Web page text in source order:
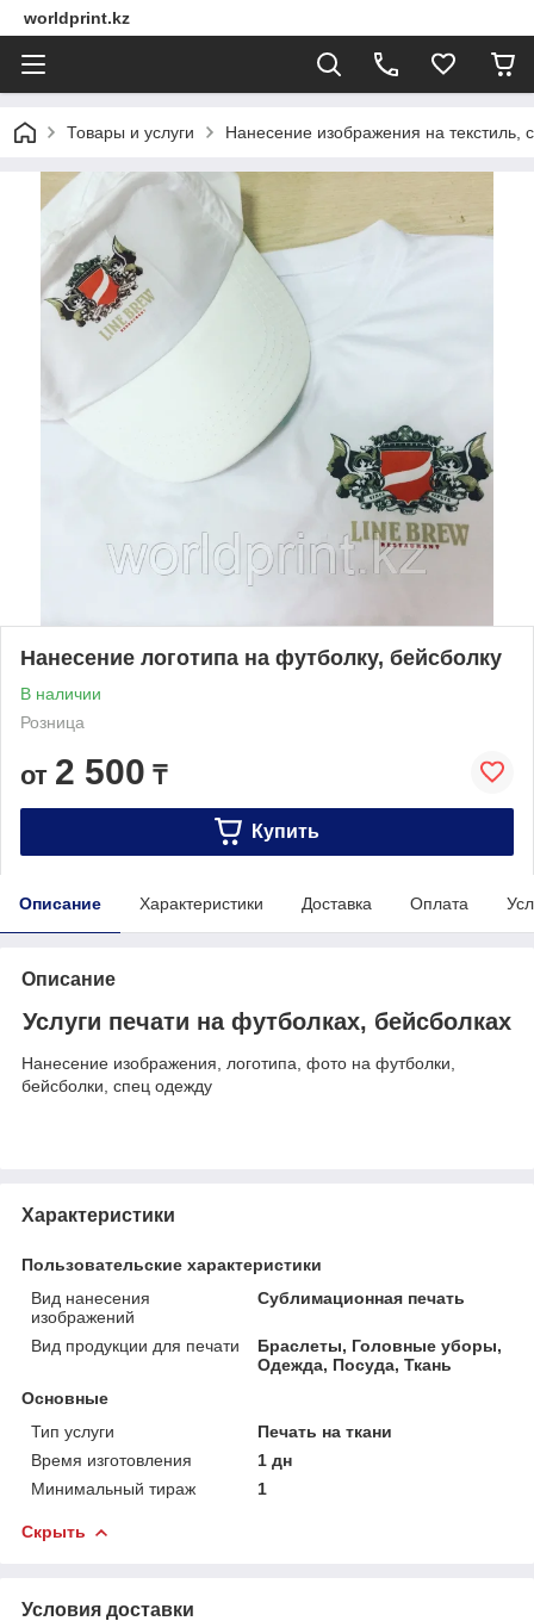
worldprint.kz
Товары и услуги Нанесение изображения на текстиль,
Нанесение логотипа на футболку, бейсболку
В наличии
Розница
от 2 500 ₸
Купить
Описание Характеристики Доставка Оплата
Описание
Услуги печати на футболках, бейсболках
Нанесение изображения, логотипа, фото на футболки,
бейсболки, спец одежду
Характеристики
Пользовательские характеристики
Вид нанесения
изображений
Сублимационная печать
Вид продукции для печати
Браслеты, Головные уборы,
Одежда, Посуда, Ткань
Основные
Тип услуги
Печать на ткани
Время изготовления
1 дн
Минимальный тираж
1
Скрыть
Условия доставки